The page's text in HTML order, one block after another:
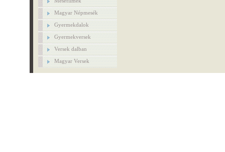
Magyar Népmesék
Gyermekdalok
Gyermekversek
Versek dalban
Magyar Versek